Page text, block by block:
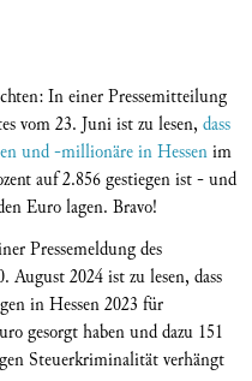
In einer Pressemitteilung
vom 23. Juni ist zu lesen, dass
und -millionäre in Hessenim
auf 2.856 gestiegen ist - und
Euro lagen. Bravo!
Pressemeldung des
August 2024 ist zu lesen, dass
in Hessen 2023 für
gesorgt haben und dazu 151
Steuerkriminalität verhängt